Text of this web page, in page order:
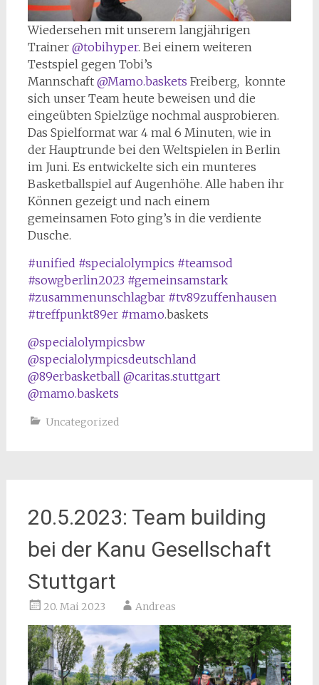
Wiedersehen mit unserem langjährigen
Trainer @tobihyper. Bei einem weiteren
Testspiel gegen Tobi’s
Mannschaft @Mamo.baskets Freiberg, konnte
sich unser Team heute beweisen und die
eingeübten Spielzüge nochmal ausprobieren.
Das Spielformat war 4 mal 6 Minuten, wie in
der Hauptrunde bei den Weltspielen in Berlin
im Juni. Es entwickelte sich ein munteres
Basketballspiel auf Augenhöhe. Alle haben ihr
Können gezeigt und nach einem
gemeinsamen Foto ging’s in die verdiente
Dusche.
#unified #specialolympics #teamsod
#sowgberlin2023 #gemeinsamstark
#zusammenunschlagbar #tv89zuffenhausen
#treffpunkt89er #mamo.baskets
@specialolympicsbw
@specialolympicsdeutschland
@89erbasketball @caritas.stuttgart
@mamo.baskets
Uncategorized
20.5.2023: Team building
bei der Kanu Gesellschaft
Stuttgart
20. Mai 2023 Andreas